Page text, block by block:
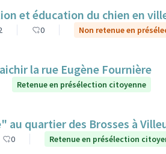
et éducation du chien en
0 Non retenue en
la rue Eugène Fournière
Retenue en présélection citoyenne
au quartier des Brosses à
0 Retenue en présélection